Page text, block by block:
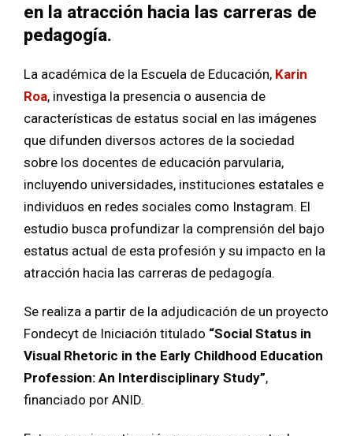
en la atracción hacia las carreras de
pedagogía.
La académica de la Escuela de Educación, Karin
Roa, investiga la presencia o ausencia de
características de estatus social en las imágenes
que difunden diversos actores de la sociedad
sobre los docentes de educación parvularia,
incluyendo universidades, instituciones estatales e
individuos en redes sociales como Instagram. El
estudio busca profundizar la comprensión del bajo
estatus actual de esta profesión y su impacto en la
atracción hacia las carreras de pedagogía.
Se realiza a partir de la adjudicación de un proyecto
Fondecyt de Iniciación titulado “Social Status in
Visual Rhetoric in the Early Childhood Education
Profession: An Interdisciplinary Study”,
financiado por ANID.